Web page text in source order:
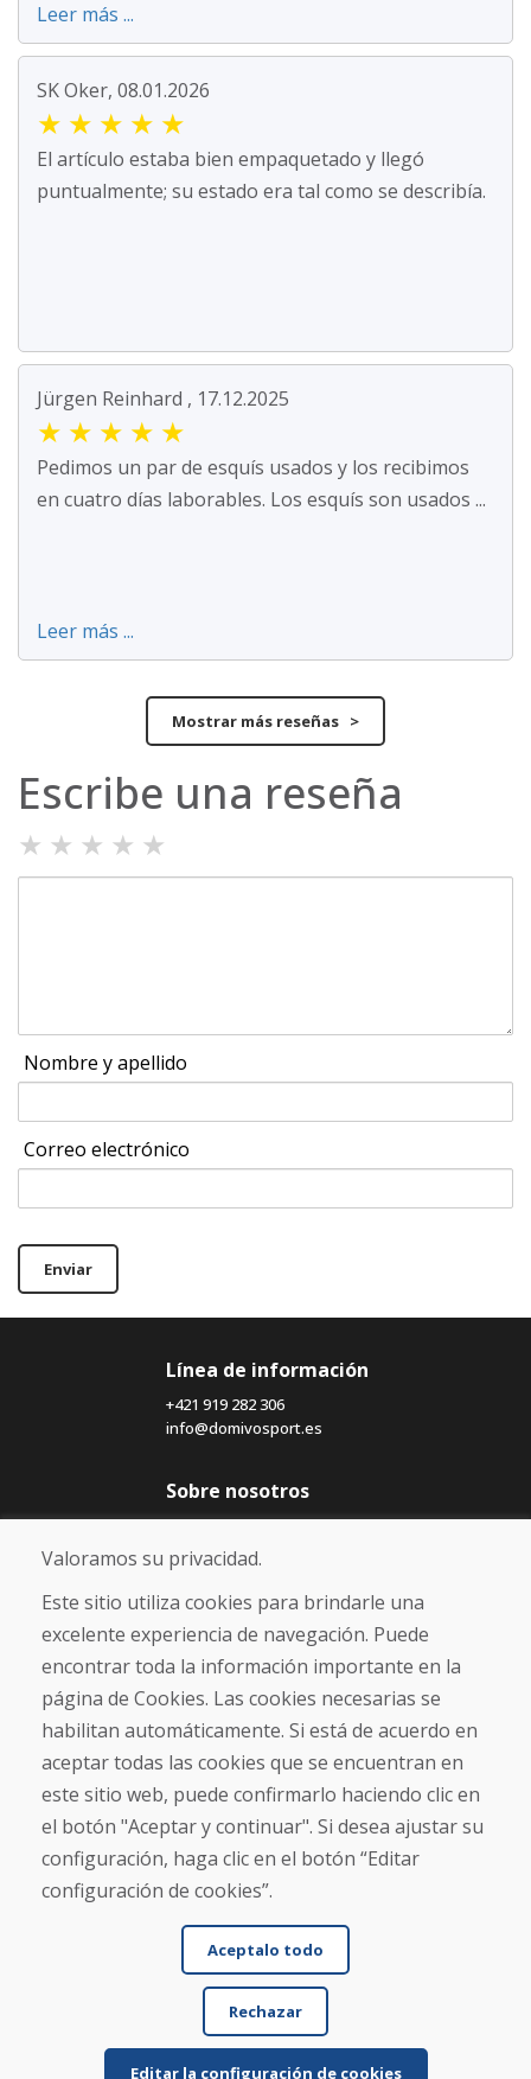
Leer más ...
SK Oker, 08.01.2026
★ ★ ★ ★ ★
El artículo estaba bien empaquetado y llegó
puntualmente; su estado era tal como se describía.
Jürgen Reinhard , 17.12.2025
★ ★ ★ ★ ★
Pedimos un par de esquís usados y los recibimos
en cuatro días laborables. Los esquís son usados ...
Leer más ...
Mostrar más reseñas >
Escribe una reseña
★ ★ ★ ★ ★
Nombre y apellido
Correo electrónico
Enviar
Línea de información
+421 919 282 306
info@domivosport.es
Sobre nosotros
Blog
Sobre nosotros
Comercio
Contacto
Compra
Tienda electrónica
Envío y pago
NORMAS DE RECLAMACIÓN
Devolución y cambio de mercancías
Política de privacidad
Cookies
© DOMIVOSPORT 2026, reservados todos los derechos
Valoramos su privacidad.
Este sitio utiliza cookies para brindarle una
excelente experiencia de navegación. Puede
encontrar toda la información importante en la
página de Cookies. Las cookies necesarias se
habilitan automáticamente. Si está de acuerdo en
aceptar todas las cookies que se encuentran en
este sitio web, puede confirmarlo haciendo clic en
el botón "Aceptar y continuar". Si desea ajustar su
configuración, haga clic en el botón “Editar
configuración de cookies”.
Aceptalo todo
Rechazar
Editar la configuración de cookies